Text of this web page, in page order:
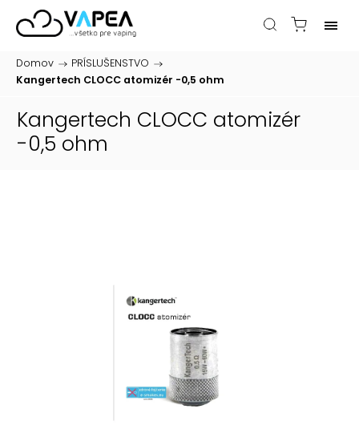
Domov / PRÍSLUŠENSTVO /
Kangertech CLOCC atomizér -0,5 ohm
Kangertech CLOCC atomizér
-0,5 ohm